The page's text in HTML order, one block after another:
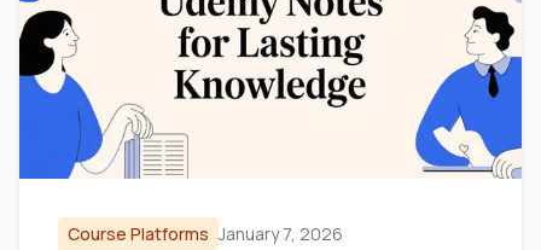
Course Platforms January 7, 2026